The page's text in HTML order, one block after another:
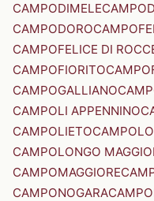
CAMPODIMELE
CAMPODORO
CAMPOFELICE DI
CAMPOFIORITO
CAMPOGALLIANO
CAMPOLI APPENNINO
CAMPOLIETO
CAMPOLONGO
CAMPOMAGGIORE
CAMPONOGARA